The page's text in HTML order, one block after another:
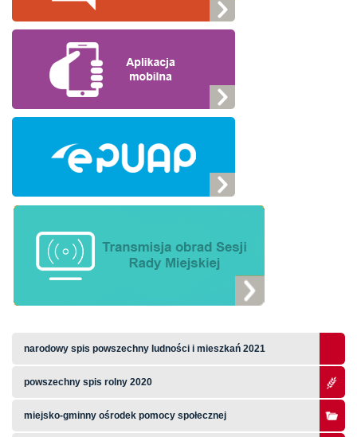
narodowy spis powszechny ludności i mieszkań 2021
powszechny spis rolny 2020
miejsko-gminny ośrodek pomocy społecznej